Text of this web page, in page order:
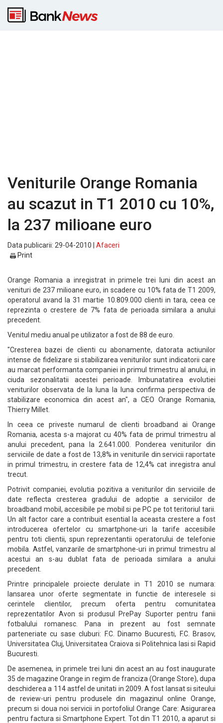
Veniturile Orange Romania
au scazut in T1 2010 cu 10%,
la 237 milioane euro
Data publicarii: 29-04-2010 | Afaceri
Print
Orange Romania a inregistrat in primele trei luni din acest an
venituri de 237 milioane euro, in scadere cu 10% fata de T1 2009,
operatorul avand la 31 martie 10.809.000 clienti in tara, ceea ce
reprezinta o crestere de 7% fata de perioada similara a anului
precedent.
Venitul mediu anual pe utilizator a fost de 88 de euro.
"Cresterea bazei de clienti cu abonamente, datorata actiunilor
intense de fidelizare si stabilizarea veniturilor sunt indicatorii care
au marcat performanta companiei in primul trimestru al anului, in
ciuda sezonalitatii acestei perioade. Imbunatatirea evolutiei
veniturilor observata de la luna la luna confirma perspectiva de
stabilizare economica din acest an", a CEO Orange Romania,
Thierry Millet.
In ceea ce priveste numarul de clienti broadband ai Orange
Romania, acesta s-a majorat cu 40% fata de primul trimestru al
anului precedent, pana la 2.641.000. Ponderea veniturilor din
serviciile de date a fost de 13,8% in veniturile din servicii raportate
in primul trimestru, in crestere fata de 12,4% cat inregistra anul
trecut.
Potrivit companiei, evolutia pozitiva a veniturilor din serviciile de
date reflecta cresterea gradului de adoptie a serviciilor de
broadband mobil, accesibile pe mobil si pe PC pe tot teritoriul tarii.
Un alt factor care a contribuit esential la aceasta crestere a fost
introducerea ofertelor cu smartphone-uri la tarife accesibile
pentru toti clientii, spun reprezentantii operatorului de telefonie
mobila. Astfel, vanzarile de smartphone-uri in primul trimestru al
acestui an s-au dublat fata de perioada similara a anului
precedent.
Printre principalele proiecte derulate in T1 2010 se numara:
lansarea unor oferte segmentate in functie de interesele si
cerintele clientilor, precum oferta pentru comunitatea
reprezentatilor Avon si produsul PrePay Suporter pentru fanii
fotbalului romanesc. Pana in prezent au fost semnate
parteneriate cu sase cluburi: F.C. Dinamo Bucuresti, F.C. Brasov,
Universitatea Cluj, Universitatea Craiova si Politehnica Iasi si Rapid
Bucuresti.
De asemenea, in primele trei luni din acest an au fost inaugurate
35 de magazine Orange in regim de franciza (Orange Store), dupa
deschiderea a 114 astfel de unitati in 2009. A fost lansat si siteului
de review-uri pentru produsele din magazinul online Orange,
precum si doua noi servicii in portofoliul Orange Care: Asigurarea
pentru factura si Smartphone Expert. Tot din T1 2010, a aparut si